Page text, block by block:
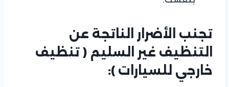
تجنب الأضرار الناتجة عن
التنظيف غير السليم ( تنظيف
خارجي للسيارات ):